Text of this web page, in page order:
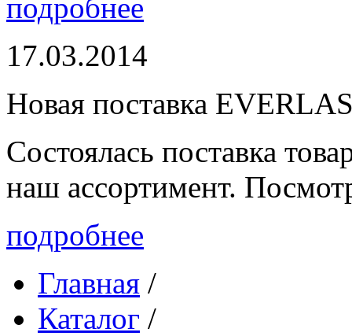
подробнее
17.03.2014
Новая поставка
Состоялась поставка
наш ассортимент.
подробнее
Главная /
Каталог /